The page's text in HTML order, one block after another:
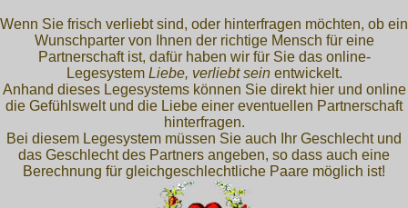
Wenn Sie frisch verliebt sind, oder hinterfragen möchten, ob ein
Wunschparter von Ihnen der richtige Mensch für eine
Partnerschaft ist, dafür haben wir für Sie das online-
Legesystem Liebe, verliebt seinentwickelt.
Anhand dieses Legesystems können Sie direkt hier und online
die Gefühlswelt und die Liebe einer eventuellen Partnerschaft
hinterfragen.
Bei diesem Legesystem müssen Sie auch Ihr Geschlecht und
das Geschlecht des Partners angeben, so dass auch eine
Berechnung für gleichgeschlechtliche Paare möglich ist!